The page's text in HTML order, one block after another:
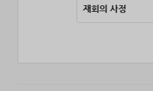
재회의 사정